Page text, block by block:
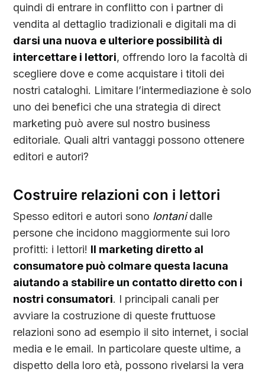
quindi di entrare in conflitto con i partner di
vendita al dettaglio tradizionali e digitali ma di
darsi una nuova e ulteriore possibilità di
intercettare i lettori, offrendo loro la facoltà di
scegliere dove e come acquistare i titoli dei
nostri cataloghi. Limitare l’intermediazione è solo
uno dei benefici che una strategia di direct
marketing può avere sul nostro business
editoriale. Quali altri vantaggi possono ottenere
editori e autori?
Costruire relazioni con i lettori
Spesso editori e autori sono lontanidalle
persone che incidono maggiormente sui loro
profitti: i lettori! Il marketing diretto al
consumatore può colmare questa lacuna
aiutando a stabilire un contatto diretto con i
nostri consumatori. I principali canali per
avviare la costruzione di queste fruttuose
relazioni sono ad esempio il sito internet, i social
media e le email. In particolare queste ultime, a
dispetto della loro età, possono rivelarsi la vera